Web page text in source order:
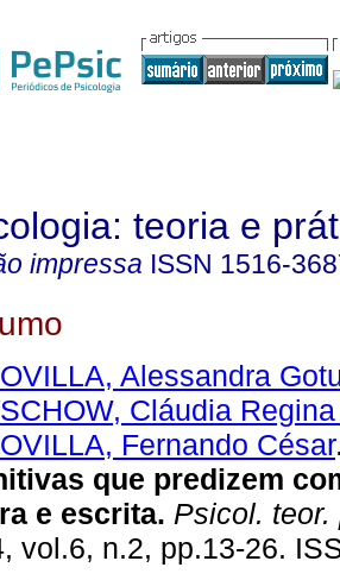
teoria e
impressa ISSN 1516-
Alessandra
Cláudia
Fernando César
que predizem
e escrita. Psicol. teor.
vol.6, n.2, pp.13-26.